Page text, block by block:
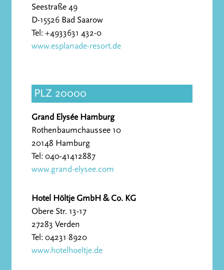
Seestraße 49
D-15526 Bad Saarow
Tel: +4933631 432-0
www.esplanade-resort.de
PLZ 20000
Grand Elysée Hamburg
Rothenbaumchaussee 10
20148 Hamburg
Tel: 040-41412887
www.grand-elysee.com
Hotel Höltje GmbH & Co. KG
Obere Str. 13-17
27283 Verden
Tel: 04231 8920
www.hotelhoeltje.de